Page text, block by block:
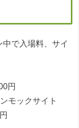
で入場料、サイ
円
モックサイト